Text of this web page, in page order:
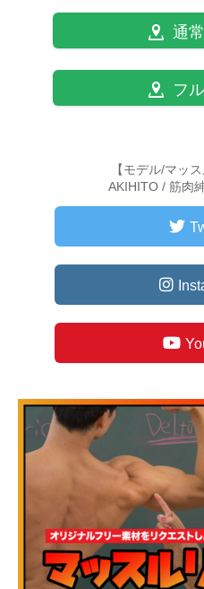
通
フ
【モデル/マッ
AKIHITO / 筋肉